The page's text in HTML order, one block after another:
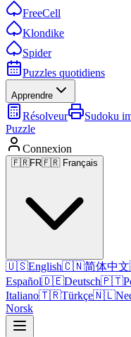
FreeCell
Klondike
Spider
Puzzles quotidiens
Apprendre
Résolveur Sudoku
Puzzle
Connexion
🇫🇷FR🇫🇷 Français
🇺🇸English🇨🇳简体中文
Español🇩🇪Deutsch🇵🇹
Italiano🇹🇷Türkçe🇳🇱
Norsk